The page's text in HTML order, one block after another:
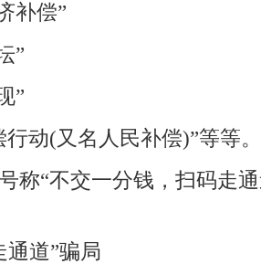
补偿”
”
”
行动(又名人民补偿)”等等。
称“不交一分钱，扫码走
通道”骗局